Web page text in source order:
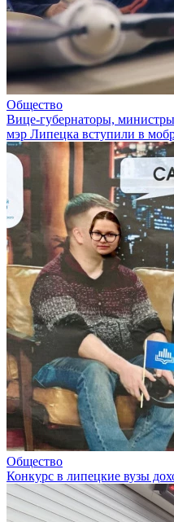
Общество
Вице-губернаторы, министры
мэр Липецка вступили в
Общество
Конкурс в липецкие вузы